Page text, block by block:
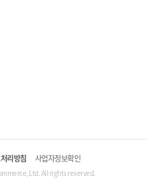
리방침 사업자정보확인
Ltd. All rights reserved.